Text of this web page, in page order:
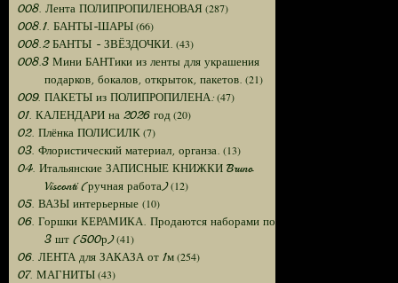
008. Лента ПОЛИПРОПИЛЕНОВАЯ (287)
008.1. БАНТЫ-ШАРЫ(66)
008.2 БАНТЫ - ЗВЁЗДОЧКИ. (43)
008.3 Мини БАНТики из ленты для украшения
подарков, бокалов, открыток, пакетов. (21)
009. ПАКЕТЫ из ПОЛИПРОПИЛЕНА:(47)
01. КАЛЕНДАРИ на 2026 год (20)
02. Плёнка ПОЛИСИЛК(7)
03. Флористический материал, органза. (13)
04. Итальянские ЗАПИСНЫЕ КНИЖКИ Bruno
Visconti (ручная работа)(12)
05. ВАЗЫ интерьерные (10)
06. Горшки КЕРАМИКА. Продаются наборами по
3 шт (500р)(41)
06. ЛЕНТА для ЗАКАЗА от 1м(254)
07. МАГНИТЫ(43)